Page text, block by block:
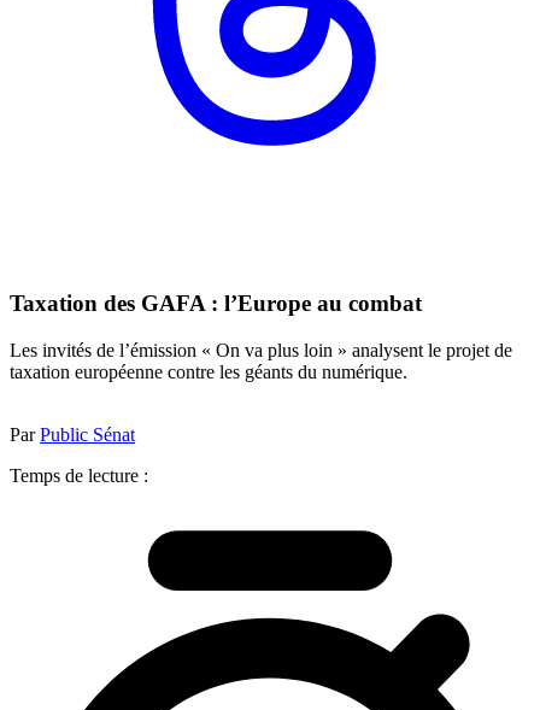
Taxation des GAFA : l’Europe au combat
Les invités de l’émission « On va plus loin » analysent le projet de
taxation européenne contre les géants du numérique.
ParPublic Sénat
Temps de lecture :